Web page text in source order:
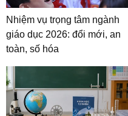
Nhiệm vụ trọng tâm ngành
giáo dục 2026: đổi mới, an
toàn, số hóa